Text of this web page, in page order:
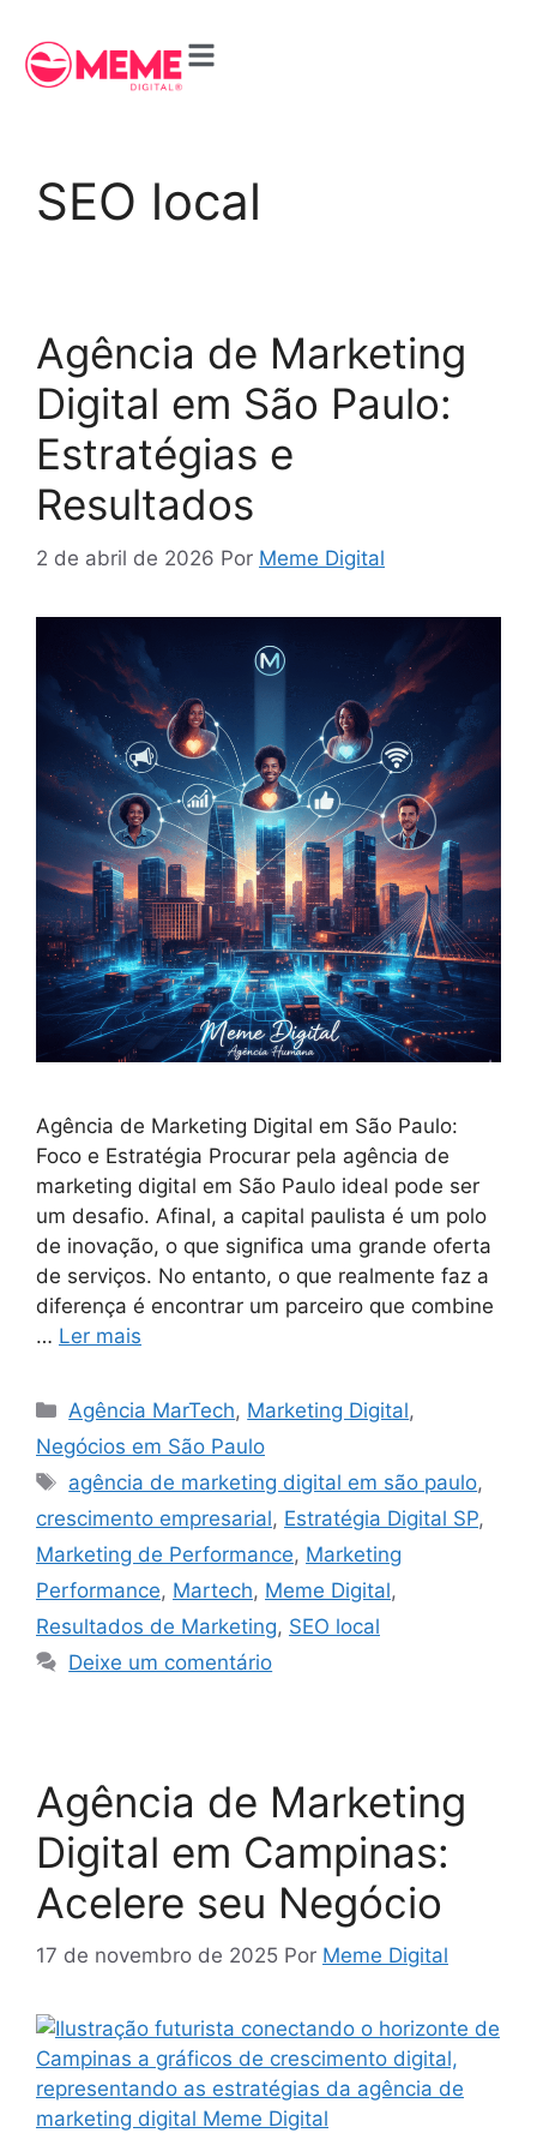
SEO local
Agência de Marketing
Digital em São Paulo:
Estratégias e
Resultados
2 de abril de 2026 Por Meme Digital
Agência de Marketing Digital em São Paulo:
Foco e Estratégia Procurar pela agência de
marketing digital em São Paulo ideal pode ser
um desafio. Afinal, a capital paulista é um polo
de inovação, o que significa uma grande oferta
de serviços. No entanto, o que realmente faz a
diferença é encontrar um parceiro que combine
… Ler mais
Agência MarTech, Marketing Digital,
Negócios em São Paulo
agência de marketing digital em são paulo,
crescimento empresarial, Estratégia Digital SP,
Marketing de Performance, Marketing
Performance, Martech, Meme Digital,
Resultados de Marketing, SEO local
Deixe um comentário
Agência de Marketing
Digital em Campinas:
Acelere seu Negócio
17 de novembro de 2025 Por Meme Digital